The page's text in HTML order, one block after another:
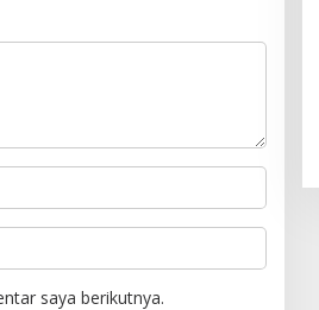
saya berikutnya.